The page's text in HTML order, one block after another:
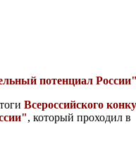
потенциал
Всероссийcкого
, который проходил в